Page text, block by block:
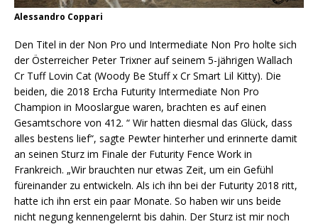
Alessandro Coppari
Den Titel in der Non Pro und Intermediate Non Pro holte sich
der Österreicher Peter Trixner auf seinem 5-jährigen Wallach
Cr Tuff Lovin Cat (Woody Be Stuff x Cr Smart Lil Kitty). Die
beiden, die 2018 Ercha Futurity Intermediate Non Pro
Champion in Mooslargue waren, brachten es auf einen
Gesamtschore von 412. “ Wir hatten diesmal das Glück, dass
alles bestens lief“, sagte Pewter hinterher und erinnerte damit
an seinen Sturz im Finale der Futurity Fence Work in
Frankreich. „Wir brauchten nur etwas Zeit, um ein Gefühl
füreinander zu entwickeln. Als ich ihn bei der Futurity 2018 ritt,
hatte ich ihn erst ein paar Monate. So haben wir uns beide
nicht negung kennengelernt bis dahin. Der Sturz ist mir noch